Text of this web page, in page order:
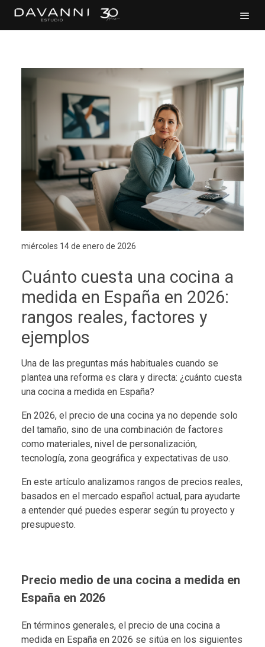
miércoles 14 de enero de 2026
Cuánto cuesta una cocina a
medida en España en 2026:
rangos reales, factores y
ejemplos
Una de las preguntas más habituales cuando se
plantea una reforma es clara y directa: ¿cuánto cuesta
una cocina a medida en España?
En 2026, el precio de una cocina ya no depende solo
del tamaño, sino de una combinación de factores
como materiales, nivel de personalización,
tecnología, zona geográfica y expectativas de uso.
En este artículo analizamos rangos de precios reales,
basados en el mercado español actual, para ayudarte
a entender qué puedes esperar según tu proyecto y
presupuesto.
Precio medio de una cocina a medida en
España en 2026
En términos generales, el precio de una cocina a
medida en España en 2026 se sitúa en los siguientes